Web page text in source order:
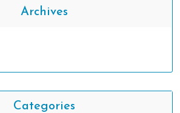
Archives
Categories